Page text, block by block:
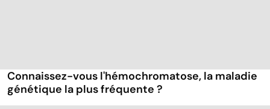
Connaissez-vous l'hémochromatose, la maladie
génétique la plus fréquente ?